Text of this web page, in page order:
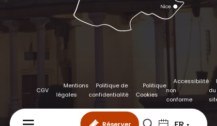
Réserver
CGV
Mentions
légales
Politique de
confidentialité
Politique
Cookies
Accessibilité
non
conforme
du